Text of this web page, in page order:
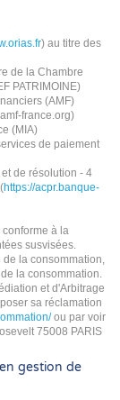
) au titre des
de la Chambre
PATRIMOINE)
(AMF)
france.org)
(MIA)
de paiement
de résolution - 4
https://acpr.banque-
à la
susvisées.
la consommation,
la consommation.
et d'Arbitrage
sa réclamation
ou par voir
75008 PARIS
gestion de